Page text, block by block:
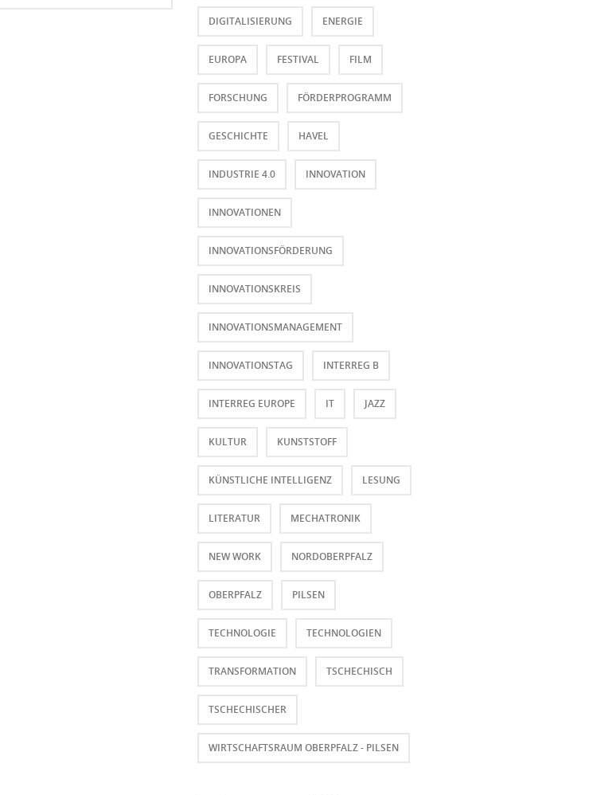
DIGITALISIERUNG ENERGIE
EUROPA FESTIVAL FILM
FORSCHUNG FÖRDERPROGRAMM
GESCHICHTE HAVEL
INDUSTRIE 4.0 INNOVATION
INNOVATIONEN
INNOVATIONSFÖRDERUNG
INNOVATIONSKREIS
INNOVATIONSMANAGEMENT
INNOVATIONSTAG INTERREG B
INTERREG EUROPE IT JAZZ
KULTUR KUNSTSTOFF
KÜNSTLICHE INTELLIGENZ LESUNG
LITERATUR MECHATRONIK
NEW WORK NORDOBERPFALZ
OBERPFALZ PILSEN
TECHNOLOGIE TECHNOLOGIEN
TRANSFORMATION TSCHECHISCH
TSCHECHISCHER
WIRTSCHAFTSRAUM OBERPFALZ - PILSEN